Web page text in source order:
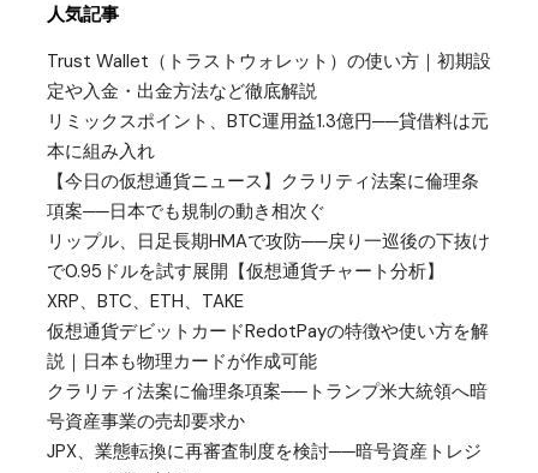
人気記事
Trust Wallet（トラストウォレット）の使い方｜初期設
定や入金・出金方法など徹底解説
リミックスポイント、BTC運用益1.3億円──貸借料は元
本に組み入れ
【今日の仮想通貨ニュース】クラリティ法案に倫理条
項案──日本でも規制の動き相次ぐ
リップル、日足長期HMAで攻防──戻り一巡後の下抜け
で0.95ドルを試す展開【仮想通貨チャート分析】
XRP、BTC、ETH、TAKE
仮想通貨デビットカードRedotPayの特徴や使い方を解
説｜日本も物理カードが作成可能
クラリティ法案に倫理条項案──トランプ米大統領へ暗
号資産事業の売却要求か
JPX、業態転換に再審査制度を検討──暗号資産トレジ